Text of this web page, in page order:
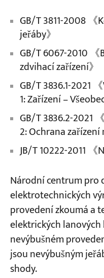
Blogy
Aplikace
O nás
Kontaktujte nás
GB/T 3811-2008
jeřáby》
GB/T 6067-2010
zdvihací zařízení》
GB/T 3836.1-2021
1: Zařízení –
GB/T 3836.2-2021
2: Ochrana
JB/T 10222-2011
Národní centrum pro
elektrotechnických
provedení zkoumá a
elektrických
nevýbušném
jsou nevýbušným
shody.